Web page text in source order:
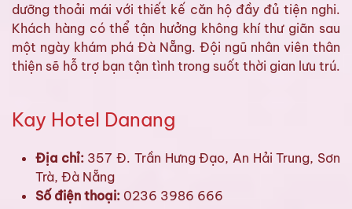
dưỡng thoải mái với thiết kế căn hộ đầy đủ tiện nghi.
Khách hàng có thể tận hưởng không khí thư giãn sau
một ngày khám phá Đà Nẵng. Đội ngũ nhân viên thân
thiện sẽ hỗ trợ bạn tận tình trong suốt thời gian lưu trú.
Kay Hotel Danang
Địa chỉ:357 Đ. Trần Hưng Đạo, An Hải Trung, Sơn
Trà, Đà Nẵng
Số điện thoại: 0236 3986 666